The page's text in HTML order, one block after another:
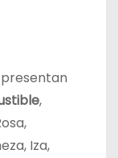
,
Iza,